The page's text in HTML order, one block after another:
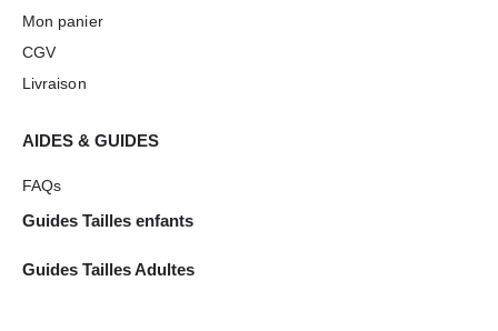
Mon panier
CGV
Livraison
AIDES & GUIDES
FAQs
Guides Tailles enfants
Guides Tailles Adultes